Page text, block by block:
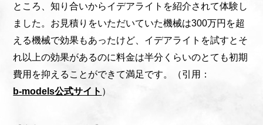
ところ、知り合いからイデアライトを紹介されて体験し
ました。お見積りをいただいていた機械は300万円を超
える機械で効果もあったけど、イデアライトを試すとそ
れ以上の効果があるのに料金は半分くらいのとても初期
費用を抑えることができて満足です。（引用：
b-models公式サイト ）